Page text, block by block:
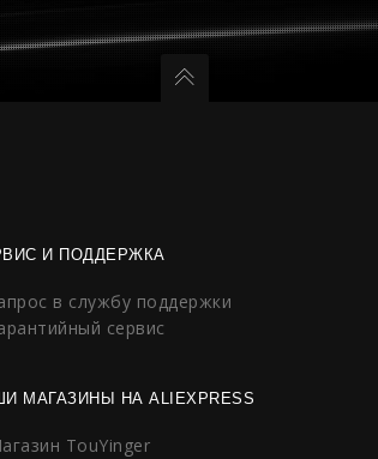
И ПОДДЕРЖКА
в службу поддержки
сервис
МАГАЗИНЫ НА ALIEXPRESS
TouYinger